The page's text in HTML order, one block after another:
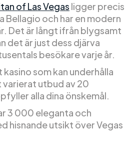
of Las Vegas ligger precis
och har en modern
Det är långt ifrån blygsamt
det är just dess djärva
besökare varje år.
som kan underhålla
varierat utbud av 20
alla dina önskemål.
3 000 eleganta och
hisnande utsikt över Vegas